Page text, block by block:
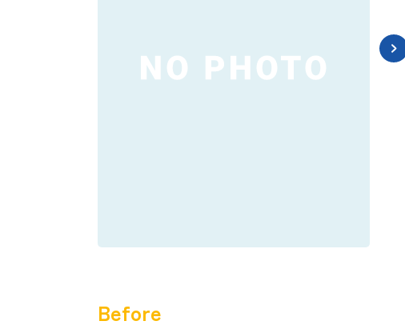
Before